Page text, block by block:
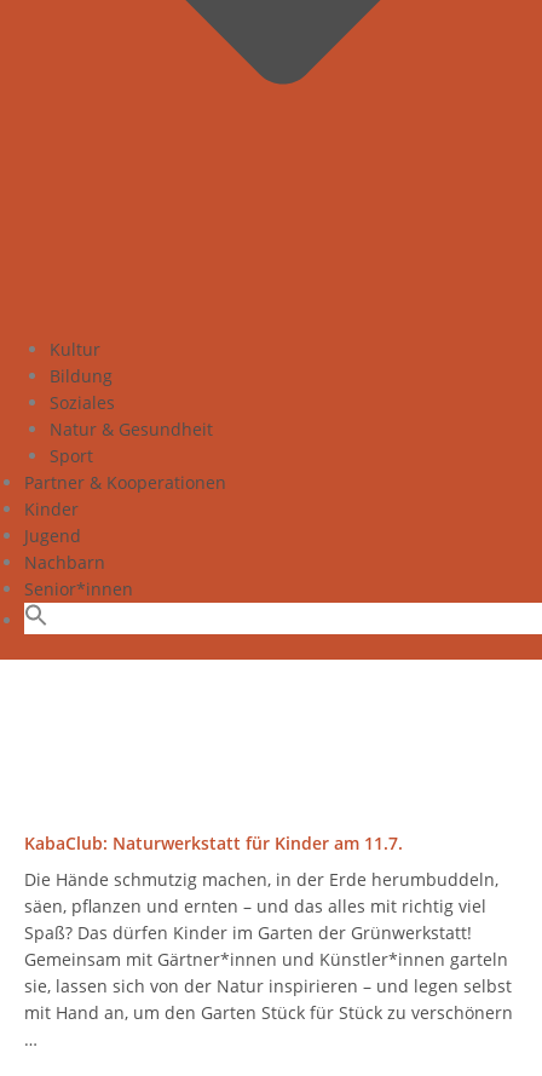
Kultur
Bildung
Soziales
Natur & Gesundheit
Sport
Partner & Kooperationen
Kinder
Jugend
Nachbarn
Senior*innen
KabaClub: Naturwerkstatt für Kinder am 11.7.
Die Hände schmutzig machen, in der Erde herumbuddeln,
säen, pflanzen und ernten – und das alles mit richtig viel
Spaß? Das dürfen Kinder im Garten der Grünwerkstatt!
Gemeinsam mit Gärtner*innen und Künstler*innen garteln
sie, lassen sich von der Natur inspirieren – und legen selbst
mit Hand an, um den Garten Stück für Stück zu verschönern
…